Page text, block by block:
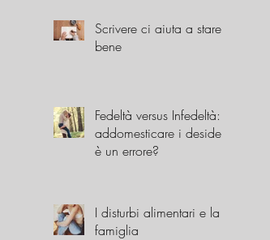
Scrivere ci aiuta a stare
bene
Fedeltà versus Infedeltà:
addomesticare i desideri
è un errore?
I disturbi alimentari e la
famiglia